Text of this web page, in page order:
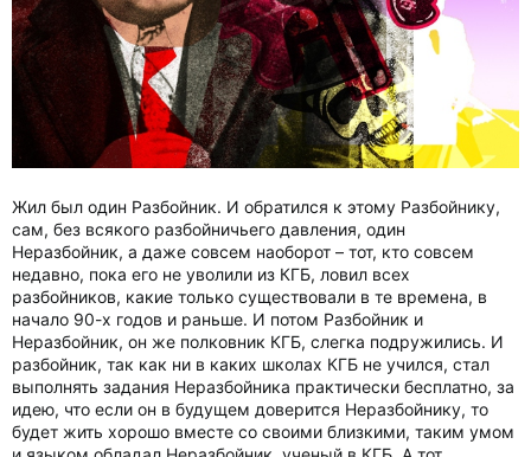
Жил был один Разбойник. И обратился к этому Разбойнику,
сам, без всякого разбойничьего давления, один
Неразбойник, а даже совсем наоборот – тот, кто совсем
недавно, пока его не уволили из КГБ, ловил всех
разбойников, какие только существовали в те времена, в
начало 90-х годов и раньше. И потом Разбойник и
Неразбойник, он же полковник КГБ, слегка подружились. И
разбойник, так как ни в каких школах КГБ не учился, стал
выполнять задания Неразбойника практически бесплатно, за
идею, что если он в будущем доверится Неразбойнику, то
будет жить хорошо вместе со своими близкими, таким умом